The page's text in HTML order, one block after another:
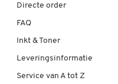
Directe order
FAQ
Inkt & Toner
Leveringsinformatie
Service van A tot Z